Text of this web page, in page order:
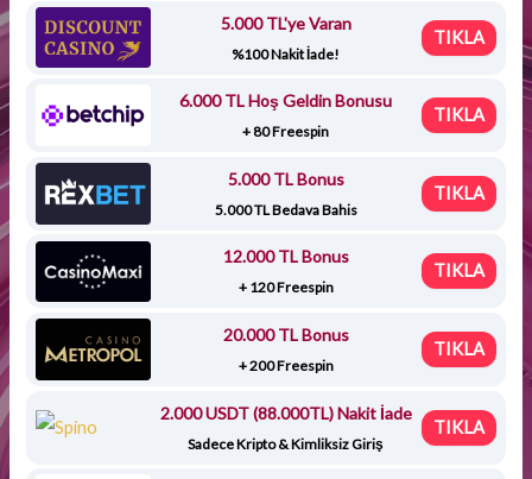
5.000 TL'ye Varan
%100 Nakit İade!
TIKLA
6.000 TL Hoş Geldin Bonusu
+ 80 Freespin
TIKLA
5.000 TL Bonus
5.000 TL Bedava Bahis
TIKLA
12.000 TL Bonus
+ 120 Freespin
TIKLA
20.000 TL Bonus
+ 200 Freespin
TIKLA
2.000 USDT (88.000TL) Nakit İade
Sadece Kripto & Kimliksiz Giriş
TIKLA